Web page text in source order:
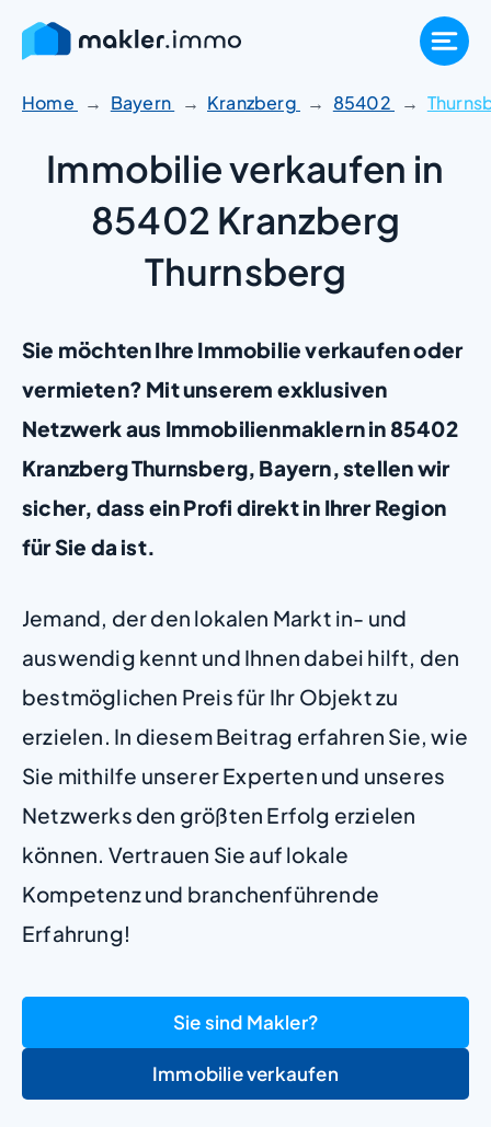
Zum
Inhalt
springen
Home Bayern Kranzberg 85402
Immobilie verkaufen in
85402 Kranzberg
Thurnsberg
Sie möchten Ihre Immobilie verkaufen oder
vermieten? Mit unserem exklusiven
Netzwerk aus Immobilienmaklern in 85402
Kranzberg Thurnsberg, Bayern, stellen wir
sicher, dass ein Profi direkt in Ihrer Region
für Sie da ist.
Jemand, der den lokalen Markt in- und
auswendig kennt und Ihnen dabei hilft, den
bestmöglichen Preis für Ihr Objekt zu
erzielen. In diesem Beitrag erfahren Sie, wie
Sie mithilfe unserer Experten und unseres
Netzwerks den größten Erfolg erzielen
können. Vertrauen Sie auf lokale
Kompetenz und branchenführende
Erfahrung!
Sie sind Makler?
Immobilie verkaufen